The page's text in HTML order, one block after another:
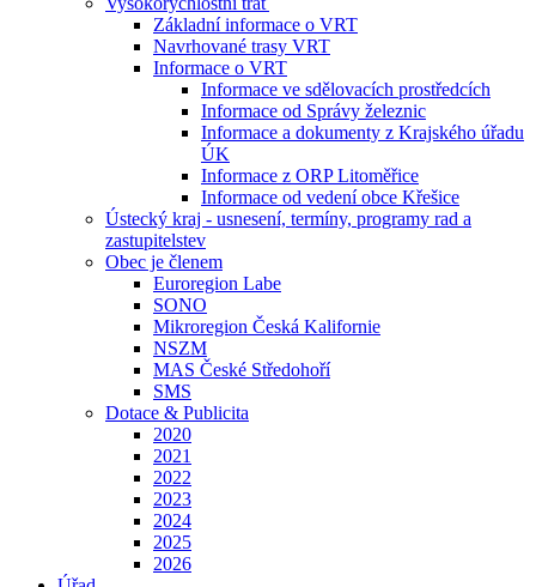
Základní informace o VRT
Navrhované trasy VRT
Informace o VRT
Informace ve sdělovacích prostředcích
Informace od Správy železnic
Informace a dokumenty z Krajského úřadu
ÚK
Informace z ORP Litoměřice
Informace od vedení obce Křešice
Ústecký kraj - usnesení, termíny, programy rad a
zastupitelstev
Obec je členem
Euroregion Labe
SONO
Mikroregion Česká Kalifornie
NSZM
MAS České Středohoří
SMS
Dotace & Publicita
2020
2021
2022
2023
2024
2025
2026